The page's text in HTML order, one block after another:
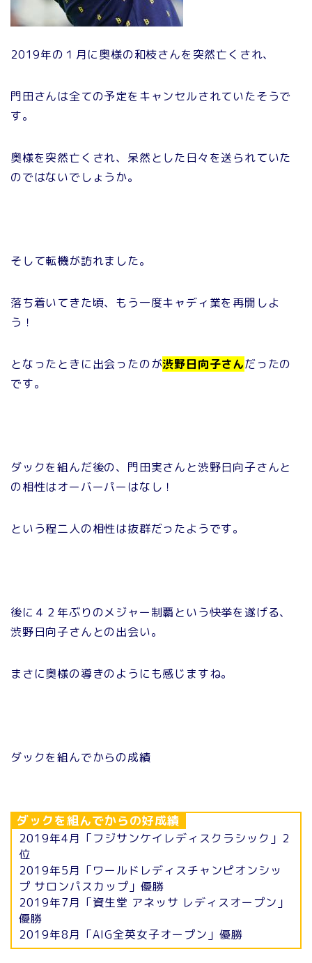
2019年の１月に奥様の和枝さんを突然亡くされ、
門田さんは全ての予定をキャンセルされていたそうで
す。
奥様を突然亡くされ、呆然とした日々を送られていた
のではないでしょうか。
そして転機が訪れました。
落ち着いてきた頃、もう一度キャディ業を再開しよ
う！
となったときに出会ったのが渋野日向子さんだったの
です。
ダックを組んだ後の、門田実さんと渋野日向子さんと
の相性はオーバーパーはなし！
という程二人の相性は抜群だったようです。
後に４２年ぶりのメジャー制覇という快挙を遂げる、
渋野日向子さんとの出会い。
まさに奥様の導きのようにも感じますね。
ダックを組んでからの成績
ダックを組んでからの好成績
2019年4月「フジサンケイレディスクラシック」2
位
2019年5月「ワールドレディスチャンピオンシッ
プ サロンパスカップ」優勝
2019年7月「資生堂 アネッサ レディスオープン」
優勝
2019年8月「AIG全英女子オープン」優勝